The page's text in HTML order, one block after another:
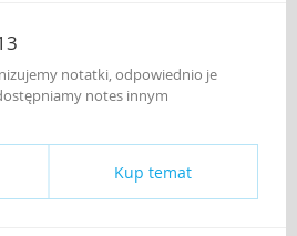
notatki, odpowiednio je
notes innym
Kup temat